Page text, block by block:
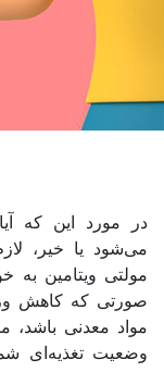
در مورد این که
می‌شود یا خیر،
مولتی ویتامین به
صورتی که کاهش
مواد معدنی باشد،
وضعیت تغذیه‌ای